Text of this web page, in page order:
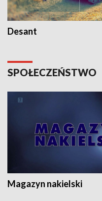
Desant
SPOŁECZEŃSTWO
Magazyn nakielski